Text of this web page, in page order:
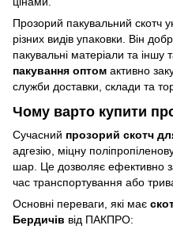
Прозорий пакувальний скотч
різних видів упаковки. Він
пакувальні матеріали та
пакування оптом активно
служби доставки, склади та
Чому варто купити
Сучасний прозорий скотч
адгезію, міцну
шар. Це дозволяє ефективно
час транспортування або
Основні переваги, які має
Бердичів від ПАКПРО: